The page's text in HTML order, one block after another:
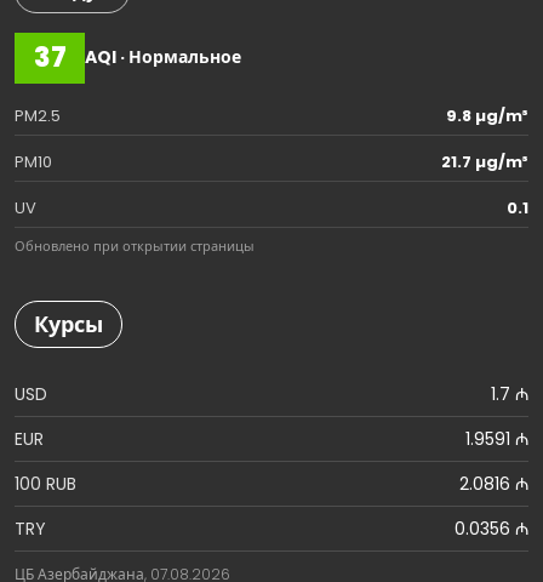
37 AQI · Нормальное
PM2.5
9.8 µg/m³
PM10
21.7 µg/m³
UV
0.1
Обновлено при открытии страницы
Курсы
USD
1.7 ₼
EUR
1.9591 ₼
100 RUB
2.0816 ₼
TRY
0.0356 ₼
ЦБ Азербайджана, 07.08.2026